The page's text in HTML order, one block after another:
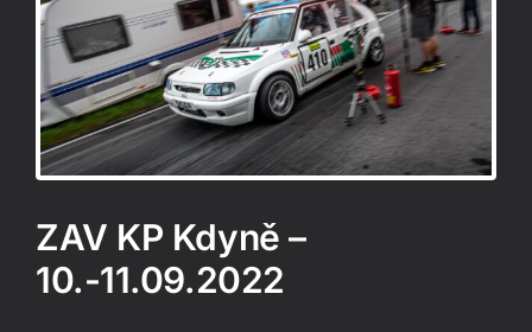
ZAV KP Kdyně –
10.-11.09.2022